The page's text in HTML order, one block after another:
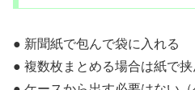
● 新聞紙で包んで袋に入れる
● 複数枚まとめる場合は紙で